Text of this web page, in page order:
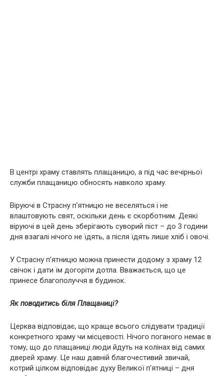
В центрі храму ставлять плащаницю, а під час вечірньої
служби плащаницю обносять навколо храму.
Віруючі в Страсну п’ятницю не веселяться і не
влаштовують свят, оскільки день є скорботним. Деякі
віруючі в цей день зберігають суворий піст – до 3 години
дня взагалі нічого не їдять, а після їдять лише хліб і овочі.
У Страсну п’ятницю можна принести додому з храму 12
свічок і дати їм догоріти дотла. Вважається, що це
принесе благополуччя в будинок.
Як поводитись біля Плащаниці?
Церква відповідає, що краще всього слідувати традиції
конкретного храму чи місцевості. Нічого поганого немає в
тому, що до плащаниці люди йдуть на колінах від самих
дверей храму. Це наш давній благочестивий звичай,
котрий цілком відповідає духу Великої п’ятниці – дня